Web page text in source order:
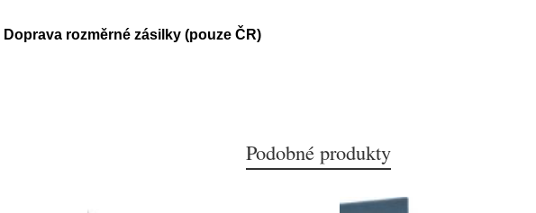
Doprava rozměrné zásilky (pouze ČR)
Podobné produkty